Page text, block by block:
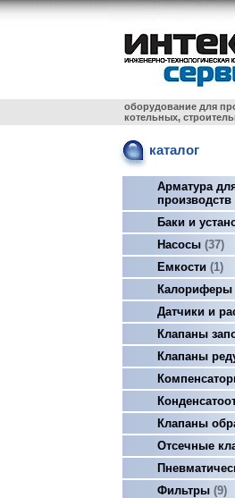
оборудование для
котельных,
каталог
Арматура
производств
Баки и
Насосы 37
Емкости
1
Калориферы
Датчики и
Клапаны
Клапаны
Клапаны
Отсечные
Фильтры 9